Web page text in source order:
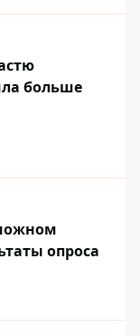
больше
опроса